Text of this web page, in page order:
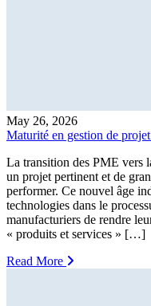
May 26, 2026
Maturité en gestion de
La transition des PME vers
un projet pertinent et de
performer. Ce nouvel âge
technologies dans le
manufacturiers de rendre
« produits et services » […]
Read More